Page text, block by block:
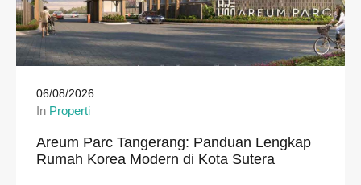
06/08/2026
In Properti
Areum Parc Tangerang: Panduan Lengkap
Rumah Korea Modern di Kota Sutera